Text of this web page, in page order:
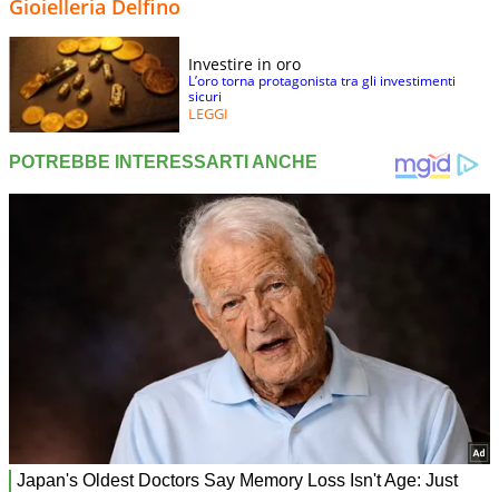
Gioielleria Delfino
Investire in oro
L’oro torna protagonista tra gli investimenti
sicuri
LEGGI